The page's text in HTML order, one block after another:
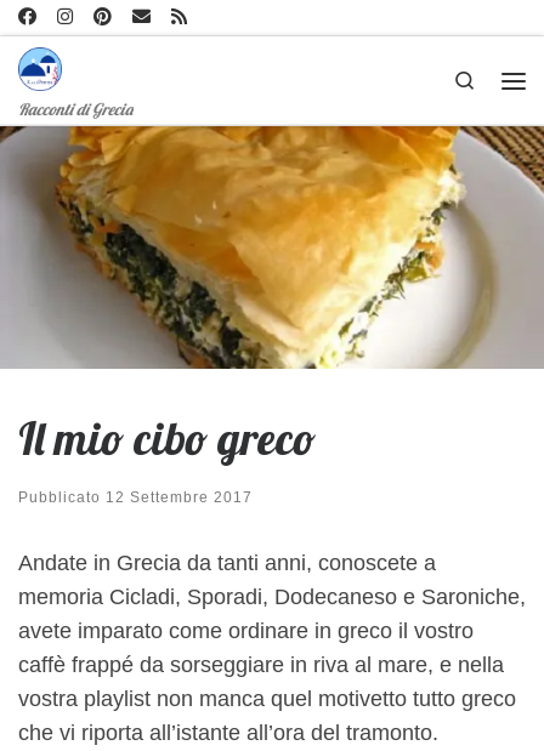
Passa al contenuto
Racconti di Grecia
Search
Il mio cibo greco
Pubblicato 12 Settembre 2017
Andate in Grecia da tanti anni, conoscete a
memoria Cicladi, Sporadi, Dodecaneso e Saroniche,
avete imparato come ordinare in greco il vostro
caffè frappé da sorseggiare in riva al mare, e nella
vostra playlist non manca quel motivetto tutto greco
che vi riporta all’istante all’ora del tramonto.